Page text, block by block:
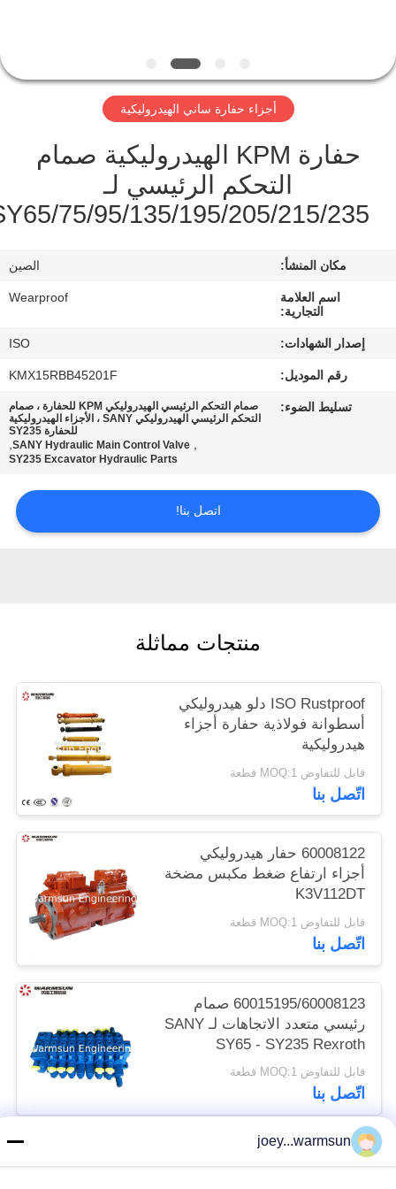
الجودة
اطلب
خريطة
الموقع
PRIVACY
POLICY
أجزاء حفارة ساني الهيدروليكية
حفارة KPM الهيدروليكية صمام
التحكم الرئيسي لـ
SY65/75/95/135/195/205/215/235
مكان المنشأ: الصين
اسم العلامة
التجارية:
Wearproof
إصدار الشهادات: ISO
رقم الموديل: KMX15RBB45201F
تسليط الضوء:
صمام التحكم الرئيسي الهيدروليكي KPM للحفارة ، صمام
التحكم الرئيسي الهيدروليكي SANY ، الأجزاء الهيدروليكية
للحفارة SY235
SANY Hydraulic Main Control Valve
,
SY235 Excavator Hydraulic Parts
اتصل بنا!
منتجات مماثلة
ISO Rustproof دلو هيدروليكي
أسطوانة فولاذية حفارة أجزاء
هيدروليكية
قابل للتفاوض MOQ:1 قطعة
اتّصل بنا
60008122 حفار هيدروليكي
أجزاء ارتفاع ضغط مكبس مضخة
K3V112DT
قابل للتفاوض MOQ:1 قطعة
اتّصل بنا
60015195/60008123 صمام
رئيسي متعدد الاتجاهات لـ SANY
SY65 - SY235 Rexroth
HUSCO
قابل للتفاوض MOQ:1 قطعة
اتّصل بنا
فئات شعبية جميع
joey...warmsun